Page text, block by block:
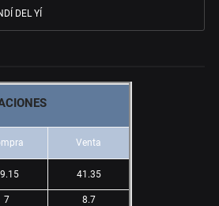
DEL YÍ
Venta
41.35
7 8.7